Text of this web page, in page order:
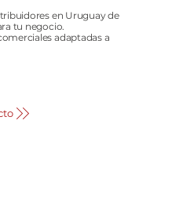
en Uruguay de
tu negocio.
adaptadas a